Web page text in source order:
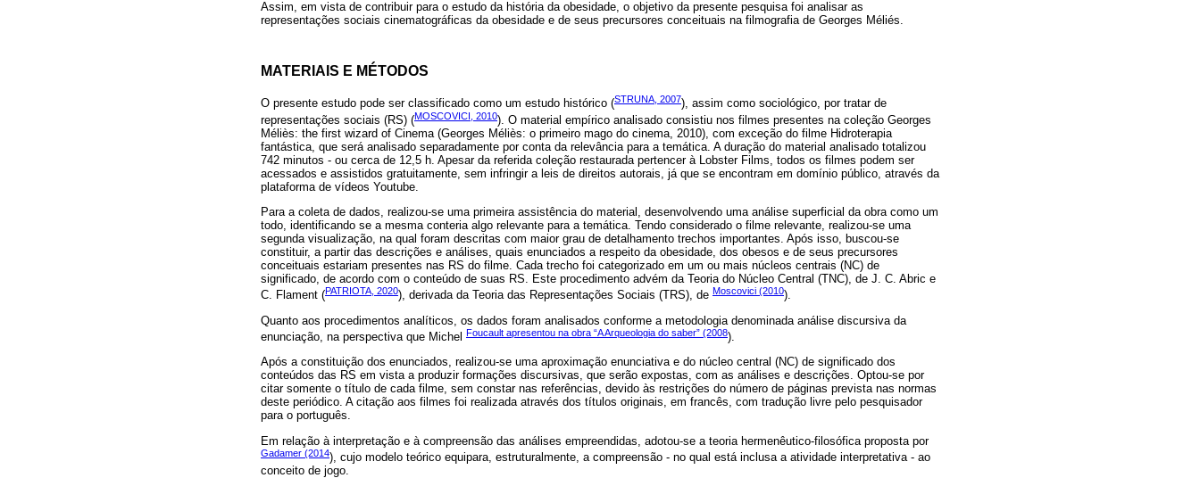
Assim, em vista de contribuir para o estudo da história da obesidade, o objetivo da presente pesquisa foi analisar as
representações sociais cinematográficas da obesidade e de seus precursores conceituais na filmografia de Georges Méliés.
MATERIAIS E MÉTODOS
O presente estudo pode ser classificado como um estudo histórico (STRUNA, 2007), assim como sociológico, por tratar de
representações sociais (RS) (MOSCOVICI, 2010). O material empírico analisado consistiu nos filmes presentes na coleção Georges
Méliès: the first wizard of Cinema (Georges Méliès: o primeiro mago do cinema, 2010), com exceção do filme Hidroterapia
fantástica, que será analisado separadamente por conta da relevância para a temática. A duração do material analisado totalizou
742 minutos - ou cerca de 12,5 h. Apesar da referida coleção restaurada pertencer à Lobster Films, todos os filmes podem ser
acessados e assistidos gratuitamente, sem infringir a leis de direitos autorais, já que se encontram em domínio público, através da
plataforma de vídeos Youtube.
Para a coleta de dados, realizou-se uma primeira assistência do material, desenvolvendo uma análise superficial da obra como um
todo, identificando se a mesma conteria algo relevante para a temática. Tendo considerado o filme relevante, realizou-se uma
segunda visualização, na qual foram descritas com maior grau de detalhamento trechos importantes. Após isso, buscou-se
constituir, a partir das descrições e análises, quais enunciados a respeito da obesidade, dos obesos e de seus precursores
conceituais estariam presentes nas RS do filme. Cada trecho foi categorizado em um ou mais núcleos centrais (NC) de
significado, de acordo com o conteúdo de suas RS. Este procedimento advém da Teoria do Núcleo Central (TNC), de J. C. Abric e
C. Flament (PATRIOTA, 2020), derivada da Teoria das Representações Sociais (TRS), de Moscovici (2010).
Quanto aos procedimentos analíticos, os dados foram analisados conforme a metodologia denominada análise discursiva da
enunciação, na perspectiva que Michel Foucault apresentou na obra “A Arqueologia do saber” (2008).
Após a constituição dos enunciados, realizou-se uma aproximação enunciativa e do núcleo central (NC) de significado dos
conteúdos das RS em vista a produzir formações discursivas, que serão expostas, com as análises e descrições. Optou-se por
citar somente o título de cada filme, sem constar nas referências, devido às restrições do número de páginas prevista nas normas
deste periódico. A citação aos filmes foi realizada através dos títulos originais, em francês, com tradução livre pelo pesquisador
para o português.
Em relação à interpretação e à compreensão das análises empreendidas, adotou-se a teoria hermenêutico-filosófica proposta por
Gadamer (2014), cujo modelo teórico equipara, estruturalmente, a compreensão - no qual está inclusa a atividade interpretativa - ao
conceito de jogo.